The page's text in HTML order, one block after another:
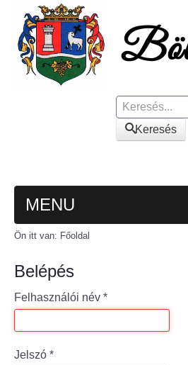
Keresés
Keresés
MENU
FŐOLDAL
A KÖZSÉGRŐL
Polgármesteri köszöntő
Bölcske település
Ön itt van: Főoldal
Belépés
Felhasználói név *
Jelszó *